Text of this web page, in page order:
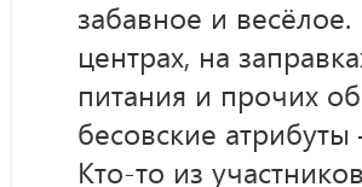
забавное и
центрах, на
питания и прочих
бесовские
Кто-то из